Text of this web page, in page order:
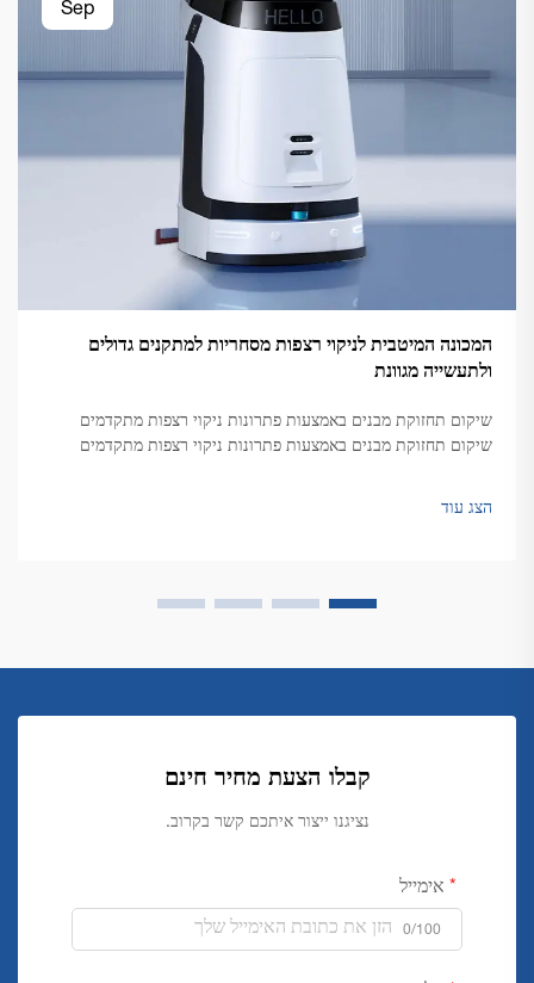
Sep
המכונה המיטבית לניקוי רצפות מסחריות למתקנים גדולים
ולתעשייה מגוונת
שיקום תחזוקת מבנים באמצעות פתרונות ניקוי רצפות מתקדמים
שיקום תחזוקת מבנים באמצעות פתרונות ניקוי רצפות מתקדמים
הצג עוד
קבלו הצעת מחיר חינם
נציגנו ייצור איתכם קשר בקרוב.
אימייל
0/100